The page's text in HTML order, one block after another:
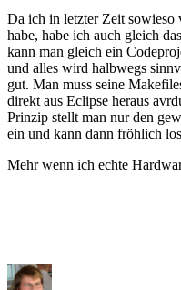
Da ich in letzter Zeit sowieso
habe, habe ich auch gleich das
kann man gleich ein
und alles wird halbwegs
gut. Man muss seine
direkt aus Eclipse heraus
Prinzip stellt man nur den
ein und kann dann fröhlich
Mehr wenn ich echte
Author